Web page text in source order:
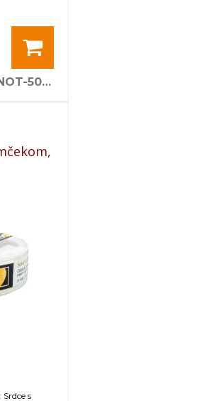
50M-3x15
s